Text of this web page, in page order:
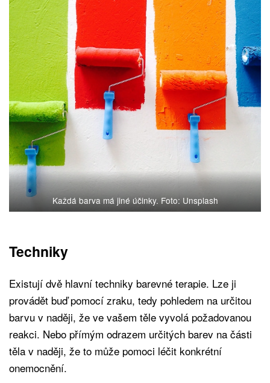
Každá barva má jiné účinky. Foto: Unsplash
Techniky
Existují dvě hlavní techniky barevné terapie. Lze ji
provádět buď pomocí zraku, tedy pohledem na určitou
barvu v naději, že ve vašem těle vyvolá požadovanou
reakci. Nebo přímým odrazem určitých barev na části
těla v naději, že to může pomoci léčit konkrétní
onemocnění.